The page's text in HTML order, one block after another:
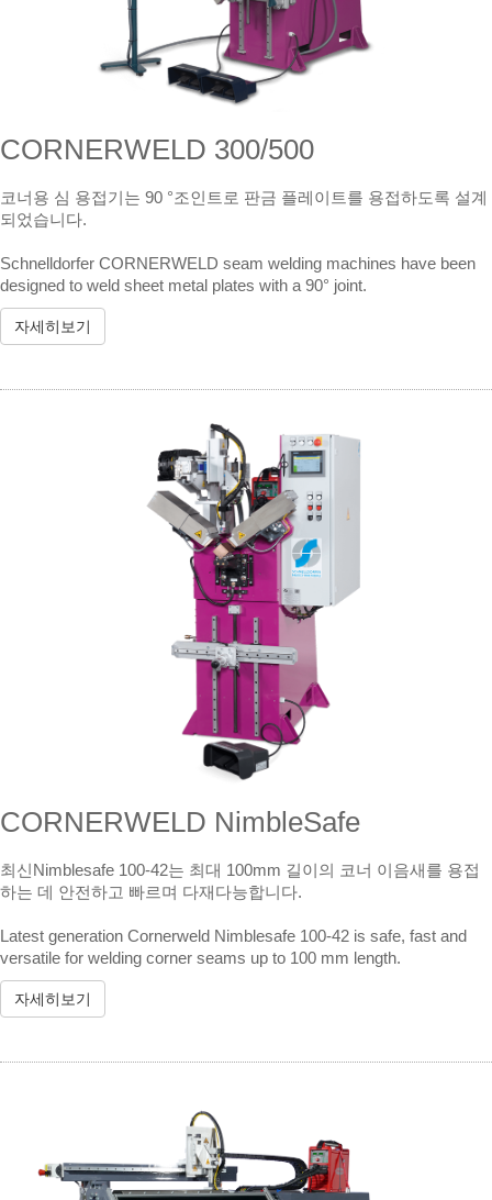
CORNERWELD 300/500
코너용 심 용접기는 90 °조인트로 판금 플레이트를 용접하도록 설계
되었습니다.
Schnelldorfer CORNERWELD seam welding machines have been
designed to weld sheet metal plates with a 90° joint.
자세히보기
CORNERWELD NimbleSafe
최신Nimblesafe 100-42는 최대 100mm 길이의 코너 이음새를 용접
하는 데 안전하고 빠르며 다재다능합니다.
Latest generation Cornerweld Nimblesafe 100-42 is safe, fast and
versatile for welding corner seams up to 100 mm length.
자세히보기